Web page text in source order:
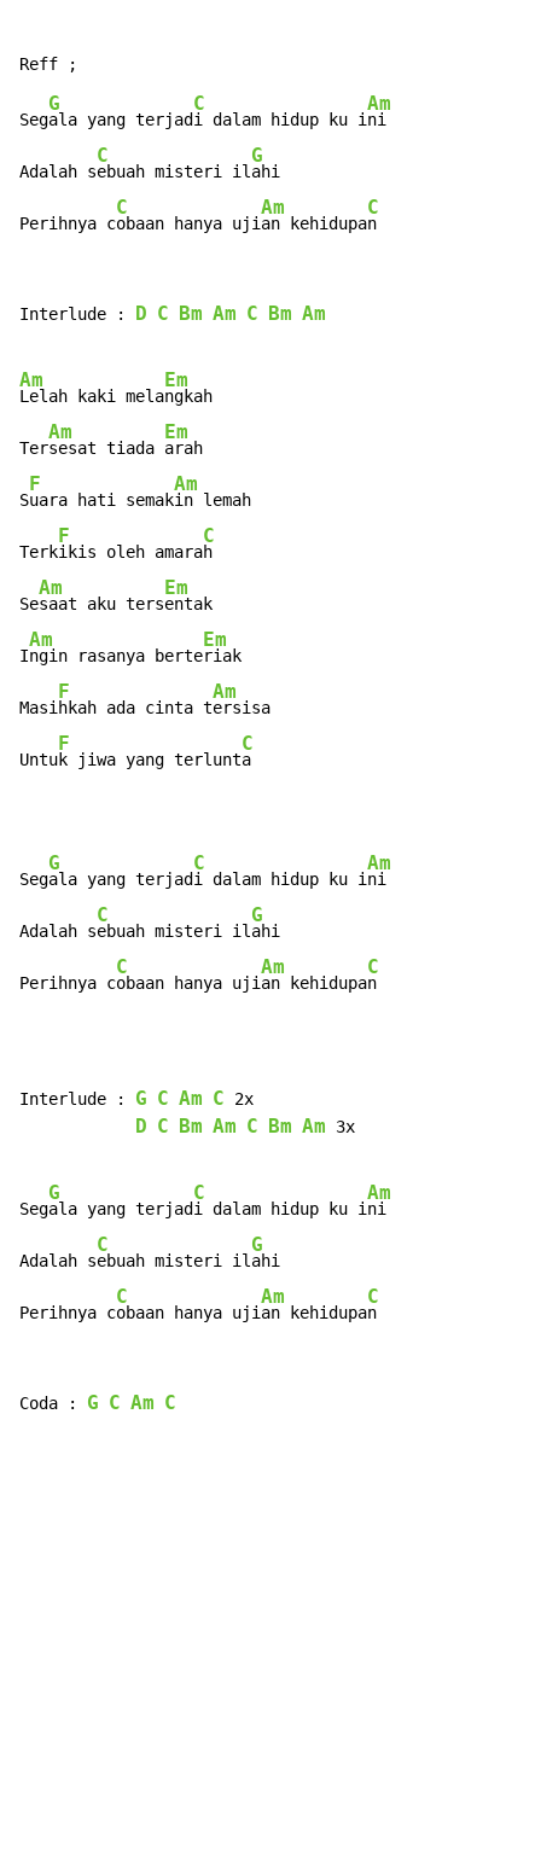
Seg
G
ala yang terjad
C
i dalam hidup ku i
Am
ni
Adalah s
C
ebuah misteri il
G
ahi
Perihnya c
C
obaan hanya uji
Am
an kehidupa
C
n
Interlude : D C Bm Am C Bm Am
Am
Lelah kaki mela
Em
ngkah
Ter
Am
sesat tiada
Em
arah
S
F
uara hati semak
Am
in lemah
Terk
F
ikis oleh amara
C
h
Se
Am
saat aku ters
Em
entak
I
Am
ngin rasanya berte
Em
riak
Masi
F
hkah ada cinta t
Am
ersisa
Untu
F
k jiwa yang terlunt
C
a
Seg
G
ala yang terjad
C
i dalam hidup ku i
Am
ni
Adalah s
C
ebuah misteri il
G
ahi
Perihnya c
C
obaan hanya uji
Am
an kehidupa
C
n
Interlude : G C Am C 2x
D C Bm Am C Bm Am 3x
Seg
G
ala yang terjad
C
i dalam hidup ku i
Am
ni
Adalah s
C
ebuah misteri il
G
ahi
Perihnya c
C
obaan hanya uji
Am
an kehidupa
C
n
Coda : G C Am C